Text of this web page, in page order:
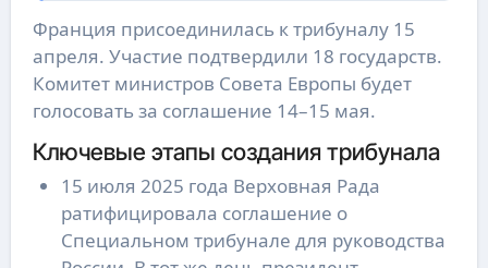
Франция присоединилась к трибуналу 15
апреля. Участие подтвердили 18 государств.
Комитет министров Совета Европы будет
голосовать за соглашение 14–15 мая.
Ключевые этапы создания трибунала
15 июля 2025 года Верховная Рада
ратифицировала соглашение о
Специальном трибунале для руководства